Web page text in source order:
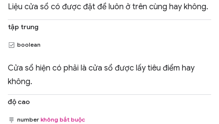
Liệu cửa sổ có được đặt để luôn ở trên cùng hay không.
tập trung
boolean
Cửa sổ hiện có phải là cửa sổ được lấy tiêu điểm hay
không.
độ cao
number không bắt buộc